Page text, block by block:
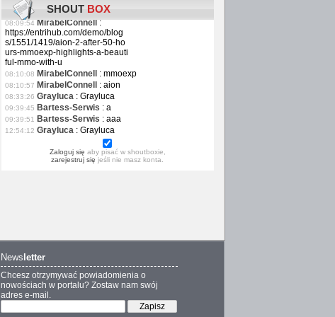
SHOUT BOX
09:46:02 josenichols :josenichols
08:09:54 MirabelConnell :
https://entrihub.com/demo/blog
s/1551/1419/aion-2-after-50-ho
urs-mmoexp-highlights-a-beauti
ful-mmo-with-u
08:10:08 MirabelConnell : mmoexp
08:10:57 MirabelConnell : aion
08:33:26 Grayluca : Grayluca
09:39:45 Bartess-Serwis : a
09:39:51 Bartess-Serwis : aaa
12:54:12 Grayluca : Grayluca
Zaloguj się aby pisać w shoutboxie,
zarejestruj się jeśli nie masz konta.
News letter
Chcesz otrzymywać powiadomienia o
nowościach w portalu? Zostaw nam swój
adres e-mail.